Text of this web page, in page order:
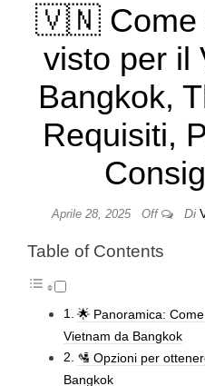
🇻🇳 Come
visto per il
Bangkok,
Requisiti,
Aprile 28, 2025 Off Di
Table of Contents
🌟 Panoramica:
Vietnam da Bangkok
🛂 Opzioni per
Bangkok